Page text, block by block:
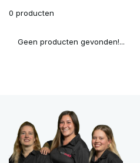
0 producten
Geen producten gevonden!...